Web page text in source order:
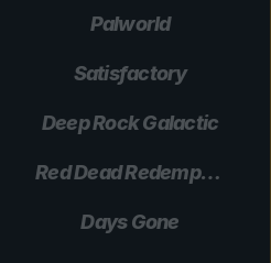
Palworld
Satisfactory
Deep Rock Galactic
Red Dead Redemption 2
Days Gone